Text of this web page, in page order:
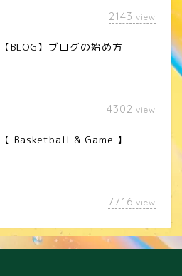
2143 view
【BLOG】ブログの始め方
4302 view
【 Basketball & Game 】
7716 view
カメラレンズ
YouTube